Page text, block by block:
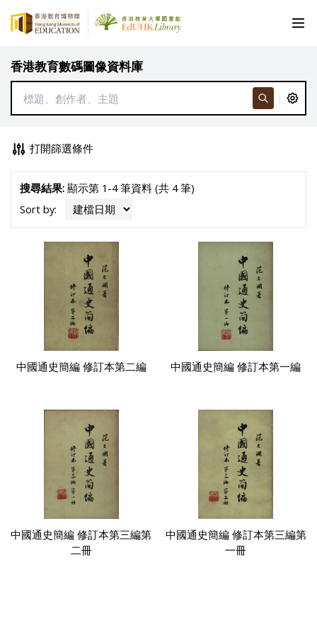
香港教育數碼圖像資料庫
打開篩選條件
搜尋結果:顯示第 1-4 筆資料 (共 4 筆)
Sort by:
中國通史簡編 修訂本第二編 中國通史簡編 修訂本第一編
中國通史簡編 修訂本第三編第
二冊
中國通史簡編 修訂本第三編第
一冊